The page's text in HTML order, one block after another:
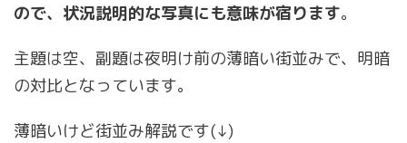
ので、状況説明的な写真にも意味が宿ります。
主題は空、副題は夜明け前の薄暗い街並みで、明暗
の対比となっています。
薄暗いけど街並み解説です(↓)